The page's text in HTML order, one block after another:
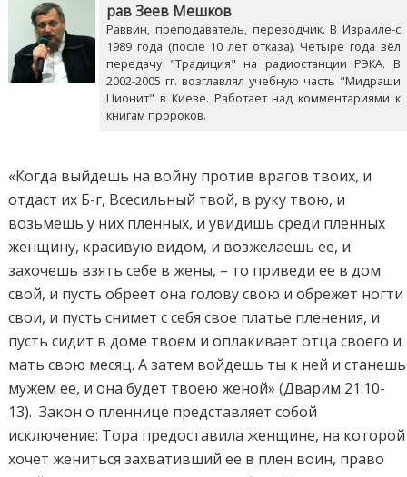
рав Зеев Мешков
Раввин, преподаватель, переводчик. В Израиле-с
1989 года (после 10 лет отказа). Четыре года вёл
передачу "Традиция" на радиостанции РЭКА. В
2002-2005 гг. возглавлял учебную часть "Мидраши
Ционит" в Киеве. Работает над комментариями к
книгам пророков.
«Когда выйдешь на войну против врагов твоих, и
отдаст их Б-г, Всесильный твой, в руку твою, и
возьмешь у них пленных, и увидишь среди пленных
женщину, красивую видом, и возжелаешь ее, и
захочешь взять себе в жены, – то приведи ее в дом
свой, и пусть обреет она голову свою и обрежет ногти
свои, и пусть снимет с себя свое платье пленения, и
пусть сидит в доме твоем и оплакивает отца своего и
мать свою месяц. А затем войдешь ты к ней и станешь
мужем ее, и она будет твоею женой» (Дварим 21:10-
13). Закон о пленнице представляет собой
исключение: Тора предоставила женщине, на которой
хочет жениться захвативший ее в плен воин, право